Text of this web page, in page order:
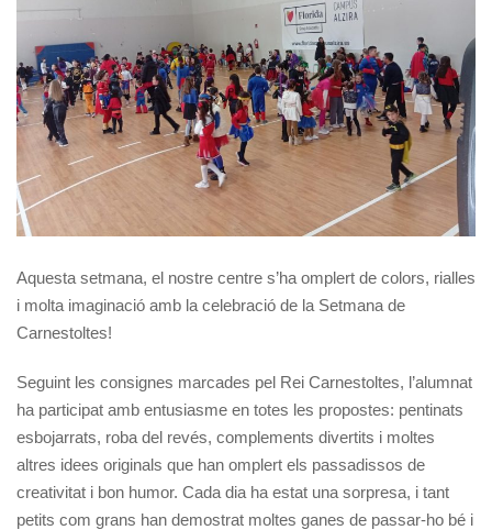
Aquesta setmana, el nostre centre s’ha omplert de colors, rialles
i molta imaginació amb la celebració de la Setmana de
Carnestoltes!
Seguint les consignes marcades pel Rei Carnestoltes, l’alumnat
ha participat amb entusiasme en totes les propostes: pentinats
esbojarrats, roba del revés, complements divertits i moltes
altres idees originals que han omplert els passadissos de
creativitat i bon humor. Cada dia ha estat una sorpresa, i tant
petits com grans han demostrat moltes ganes de passar-ho bé i